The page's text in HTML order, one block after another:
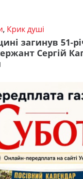
, Крик душі
загинув 51-
Сергій